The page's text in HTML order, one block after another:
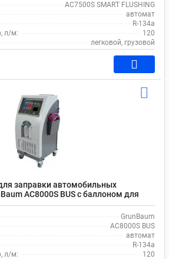
AC7500S SMART FLUSHING
автомат
R-134a
л/м:
120
легковой, грузовой
заправки автомобильных
AC8000S BUS с баллоном для
26 кг, Wi-Fi, принтером
GrunBaum
AC8000S BUS
автомат
R-134a
л/м:
120